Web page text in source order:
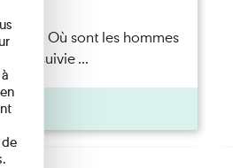
— Où sont les hommes
suivie ...